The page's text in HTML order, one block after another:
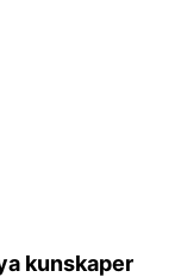
kunskaper